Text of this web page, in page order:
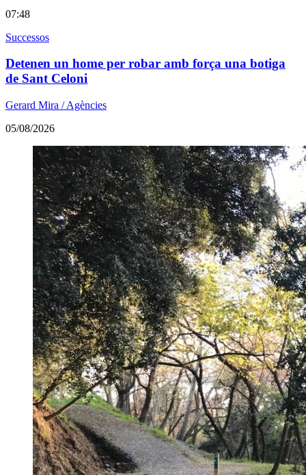
07:48
Successos
Detenen un home per robar amb força una botiga
de Sant Celoni
Gerard Mira / Agències
05/08/2026